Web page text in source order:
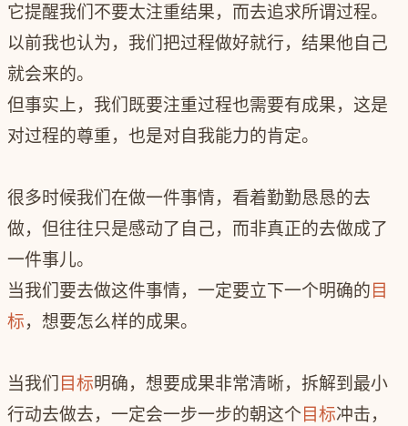
它提醒我们不要太注重结果，而去追求所谓过程。
以前我也认为，我们把过程做好就行，结果他自己
就会来的。
但事实上，我们既要注重过程也需要有成果，这是
对过程的尊重，也是对自我能力的肯定。
很多时候我们在做一件事情，看着勤勤恳恳的去
做，但往往只是感动了自己，而非真正的去做成了
一件事儿。
当我们要去做这件事情，一定要立下一个明确的 目
标，想要怎么样的成果。
当我们 目标明确，想要成果非常清晰，拆解到最小
行动去做去，一定会一步一步的朝这个 目标冲击，